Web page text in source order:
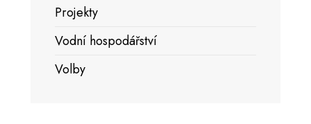
Projekty
Vodní hospodářství
Volby